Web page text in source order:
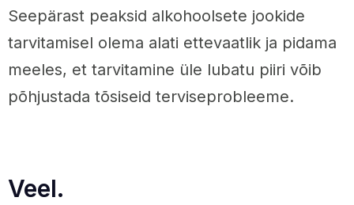
Seepärast peaksid alkohoolsete jookide
tarvitamisel olema alati ettevaatlik ja pidama
meeles, et tarvitamine üle lubatu piiri võib
põhjustada tõsiseid terviseprobleeme.
Veel.